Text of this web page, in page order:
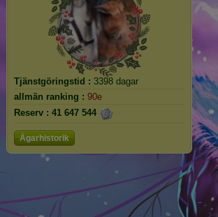
Tjänstgöringstid : 3398 dagar
allmän ranking : 90e
Reserv : 41 647 544
Ägarhistorik